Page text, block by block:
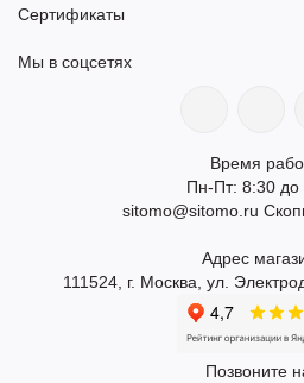
Сертификаты
Мы в соцсетях
Время
Пн-Пт: 8:30 до
sitomo@sitomo.ru
Адрес
111524, г. Москва, ул.
Позвоните